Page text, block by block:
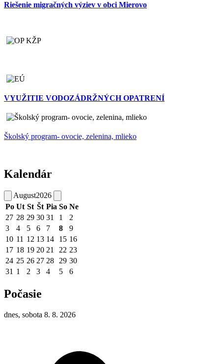
Riešenie migračných výziev v obci Mierovo
VYUŽITIE VODOZÁDRŽNÝCH OPATRENÍ
Školský program- ovocie, zelenina, mlieko
Kalendár
August2026
Po Ut St Št Pia So Ne
27 28 29 30 31 1
2
3
4 5 6 7 8
9
10 11 12 13 14 15 16
17 18 19 20 21 22 23
24 25 26 27 28 29 30
31 1 2 3 4 5 6
Počasie
dnes, sobota 8. 8. 2026